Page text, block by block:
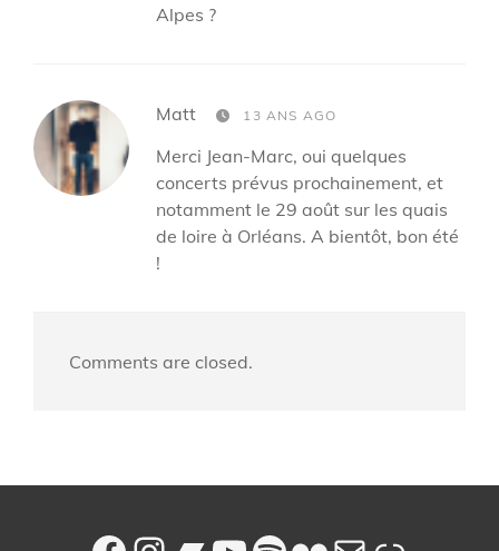
Alpes ?
Matt says: 13 ANS AGO
Merci Jean-Marc, oui quelques
concerts prévus prochainement, et
notamment le 29 août sur les quais
de loire à Orléans. A bientôt, bon été
!
Comments are closed.